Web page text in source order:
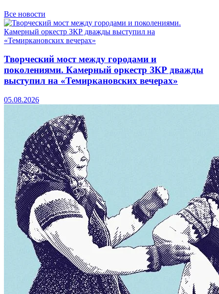
Все новости
Творческий мост между городами и
поколениями. Камерный оркестр ЗКР дважды
выступил на «Темиркановских вечерах»
05.08.2026